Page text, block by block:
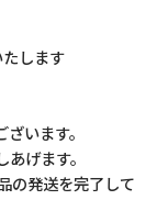
します
います。
げます。
の発送を完了して